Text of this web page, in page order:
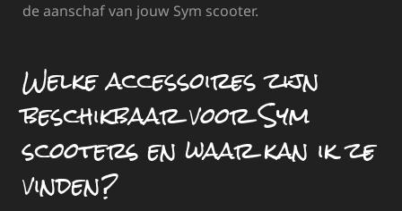
de aanschaf van jouw Sym scooter.
Welke accessoires zijn
beschikbaar voor Sym
scooters en waar kan ik ze
vinden?